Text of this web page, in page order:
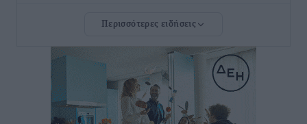
ΣΕΤΕ: Σημαντική θεσμική εξέλιξη η ΚΥΑ για το ΕΧΠ
για τον τουρισμό
Ειδήσεις • πριν 4 ώρες
Γ. Χατζημάρκος: “Δύο μεγάλες δεσμεύσεις
Γεωργιάδη” – Κίνητρα για τους γιατρούς των νησιών
Περισσότερες ειδήσεις